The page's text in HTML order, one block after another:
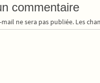
commentaire
ne sera pas publiée. Les